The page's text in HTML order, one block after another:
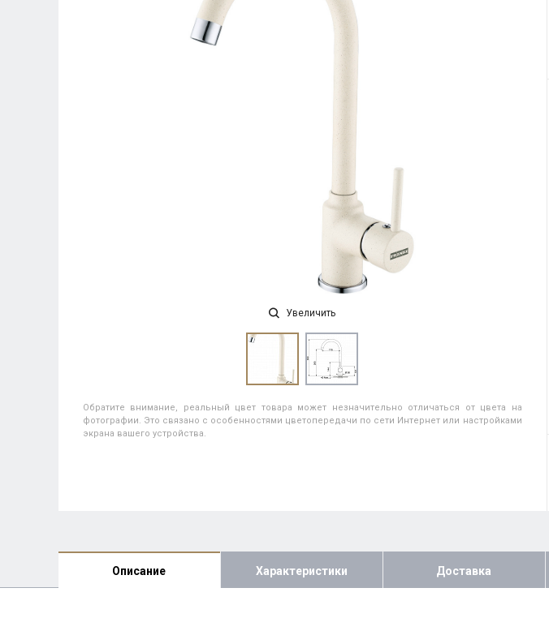
Увеличить
Обратите внимание, реальный цвет товара может незначительно отличаться от цвета на
фотографии. Это связано с особенностями цветопередачи по сети Интернет или настройками
экрана вашего устройства.
Описание Характеристики Доставка